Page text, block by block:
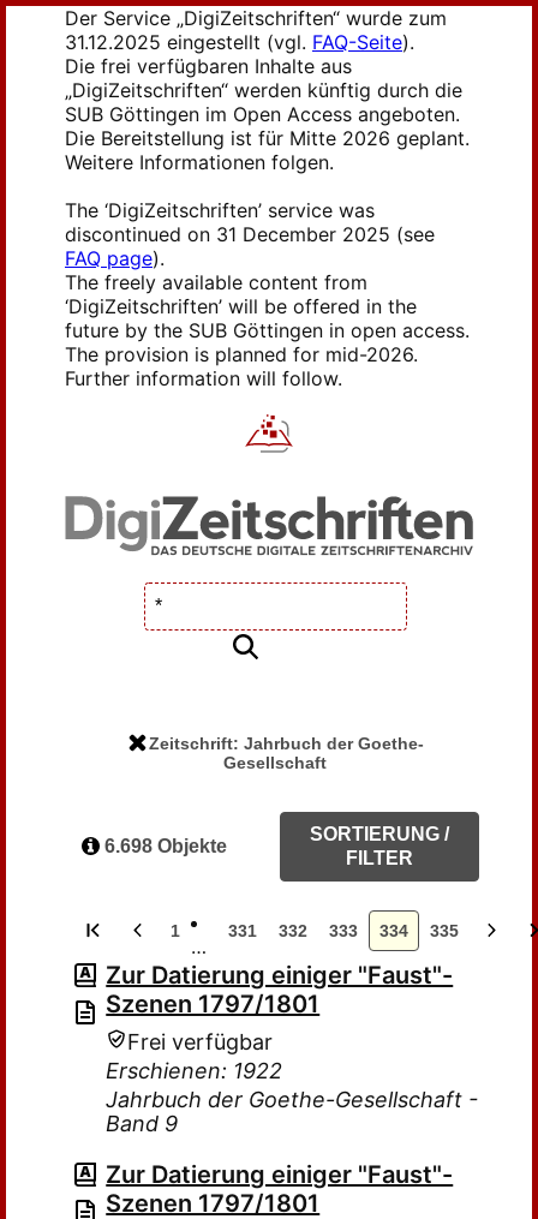
Der Service „DigiZeitschriften“ wurde zum
31.12.2025 eingestellt (vgl. FAQ-Seite).
Die frei verfügbaren Inhalte aus
„DigiZeitschriften“ werden künftig durch die
SUB Göttingen im Open Access angeboten.
Die Bereitstellung ist für Mitte 2026 geplant.
Weitere Informationen folgen.
The ‘DigiZeitschriften’ service was
discontinued on 31 December 2025 (see
FAQ page).
The freely available content from
‘DigiZeitschriften’ will be offered in the
future by the SUB Göttingen in open access.
The provision is planned for mid-2026.
Further information will follow.
Zeitschrift: Jahrbuch der Goethe-
Gesellschaft
6.698 Objekte
SORTIERUNG /
FILTER
1
…
331 332 333 334 335
Zur Datierung einiger "Faust"-
Szenen 1797/1801
Frei verfügbar
Erschienen: 1922
Jahrbuch der Goethe-Gesellschaft -
Band 9
Zur Datierung einiger "Faust"-
Szenen 1797/1801